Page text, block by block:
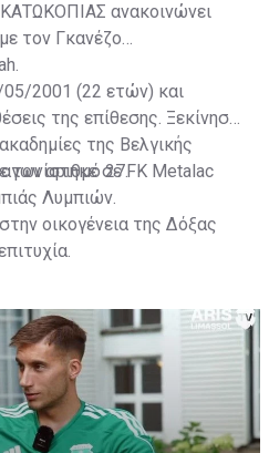
ανακοινώνει
τον Γκανέζο
05/2001 (22 ετών) και
της επίθεσης. Ξεκίνησε
της Βελγικής
σε FK Metalac
Λυμπιών.
τον αριθμό 27.
οικογένεια της Δόξας